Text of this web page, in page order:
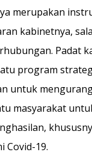
merupakan
kabinetnya,
Padat
program
untuk
masyarakat
Covid-19.